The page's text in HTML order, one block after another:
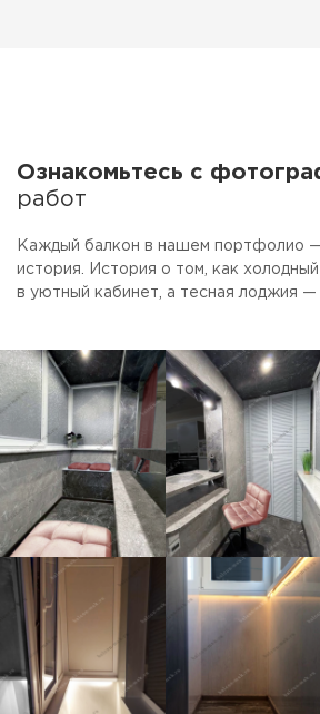
Ознакомьтесь с
работ
Каждый балкон в нашем портфолио
история. История о том, как
в уютный кабинет, а тесная лоджия —
то, что нравится — просто скажите,